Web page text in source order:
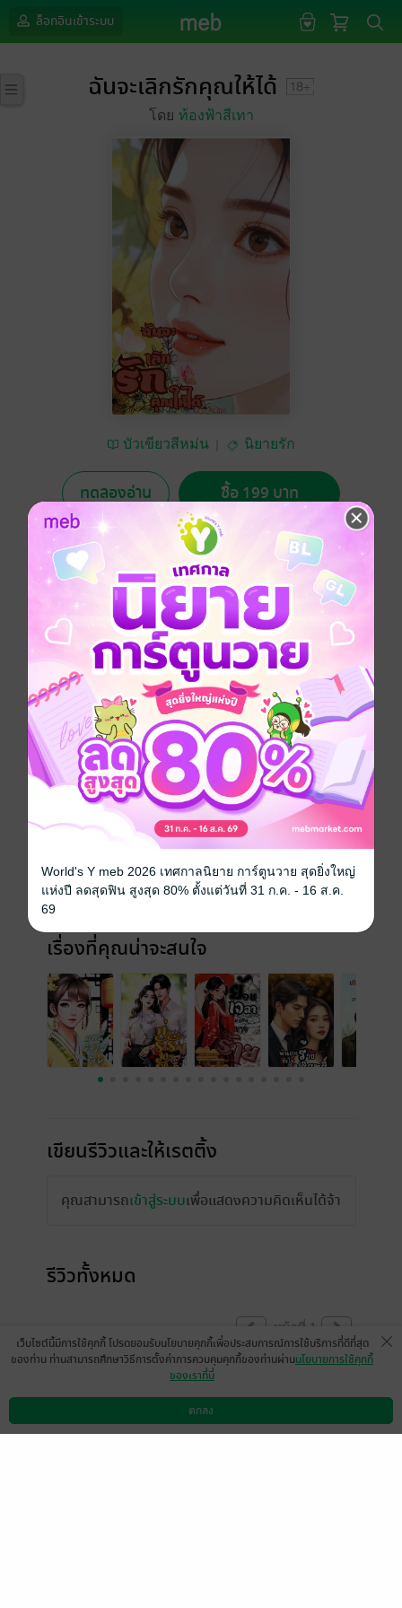
ล็อกอินเข้าระบบ
ฉันจะเลิกรักคุณให้ได้
โดย ท้องฟ้าสีเทา
บัวเขียวสีหม่น นิยายรัก
ทดลองอ่าน ซื้อ 199 บาท
อยากได้ ซื้อเป็นของขวัญ ติดตาม
หลิวม่านอี้หญิงสาวที่ตามราวีสามีไม่เลิกหานซั่วสามีที่
เกลียดภรรยาเข้ากระดูกดำ สุดท้ายเธอก้อโดนความรัก
จากเขาทำร้ายจนตาย. ...เธอตื่นขึ้นมาพบว่าตัวเอง ได้
ย้อนเวลามา เมื่อ2ปีก่อนที่เธอจะตาย..
ประเภทไฟล์ pdf, epub(สารบัญ)
วันที่วางขาย 29 สิงหาคม 2566
ความยาว 648 หน้า (≈ 48,464 คำ)
ราคาปก 399 บาท (ประหยัด 50%)
เรื่องที่คุณน่าจะสนใจ
เขียนรีวิวและให้เรตติ้ง
คุณสามารถเข้าสู่ระบบเพื่อแสดงความคิดเห็นได้จ้า
รีวิวทั้งหมด
หน้าที่ 1
แก๊งส์รถถัง ผีเป้า
ดาวน์โหลดแอป วิธีการใช้งาน ติดต่อเรา
เว็บไซต์นี้มีการใช้คุกกี้ โปรดยอมรับนโยบายคุกกี้เพื่อประสบการณ์การใช้บริการที่ดีที่สุด
ของท่าน ท่านสามารถศึกษาวิธีการตั้งค่าการควบคุมคุกกี้ของท่านผ่านนโยบายการใช้คุกกี้
ของเราที่นี่
ตกลง
World's Y meb 2026 เทศกาลนิยาย การ์ตูนวาย สุดยิ่งใหญ่
แห่งปี ลดสุดฟิน สูงสุด 80% ตั้งแต่วันที่ 31 ก.ค. - 16 ส.ค.
69